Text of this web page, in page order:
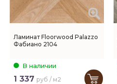
Ламинат Floorwood Palazzo
Фабиано 2104
В наличии
1 337 руб / м2